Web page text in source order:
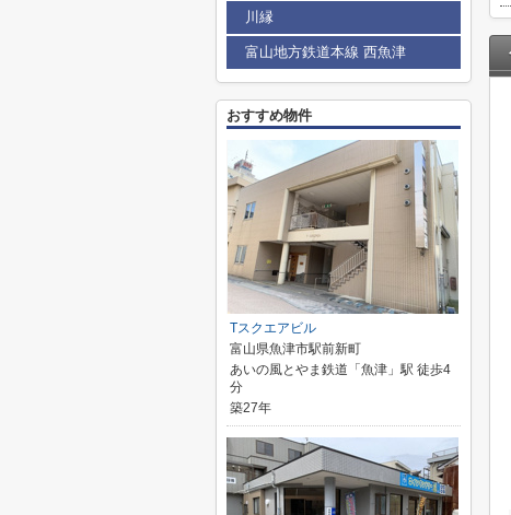
川縁
富山地方鉄道本線 西魚津
おすすめ物件
Tスクエアビル
富山県魚津市駅前新町
あいの風とやま鉄道「魚津」駅 徒歩4
分
築27年